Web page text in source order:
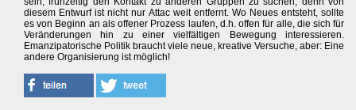
diesem Entwurf ist nicht nur Attac weit entfernt. Wo Neues entsteht, sollte
es von Beginn an als offener Prozess laufen, d.h. offen für alle, die sich für
Veränderungen hin zu einer vielfältigen Bewegung interessieren.
Emanzipatorische Politik braucht viele neue, kreative Versuche, aber: Eine
andere Organisierung ist möglich!